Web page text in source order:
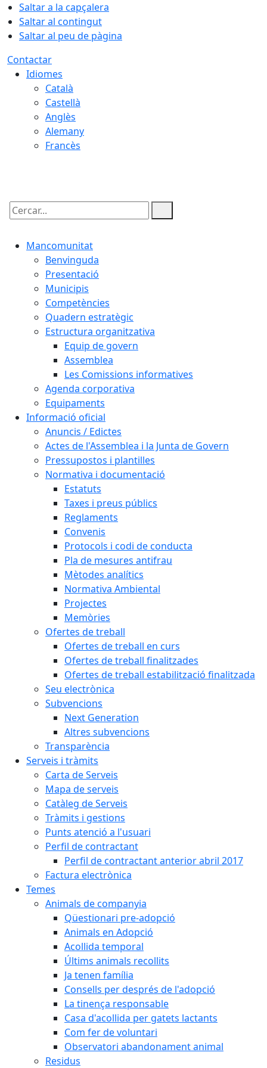
Saltar a la capçalera
Saltar al contingut
Saltar al peu de pàgina
Contactar
Idiomes
Català
Castellà
Anglès
Alemany
Francès
Cercar:
Mancomunitat
Benvinguda
Presentació
Municipis
Competències
Quadern estratègic
Estructura organitzativa
Equip de govern
Assemblea
Les Comissions informatives
Agenda corporativa
Equipaments
Informació oficial
Anuncis / Edictes
Actes de l'Assemblea i la Junta de Govern
Pressupostos i plantilles
Normativa i documentació
Estatuts
Taxes i preus públics
Reglaments
Convenis
Protocols i codi de conducta
Pla de mesures antifrau
Mètodes analítics
Normativa Ambiental
Projectes
Memòries
Ofertes de treball
Ofertes de treball en curs
Ofertes de treball finalitzades
Ofertes de treball estabilització finalitzada
Seu electrònica
Subvencions
Next Generation
Altres subvencions
Transparència
Serveis i tràmits
Carta de Serveis
Mapa de serveis
Catàleg de Serveis
Tràmits i gestions
Punts atenció a l'usuari
Perfil de contractant
Perfil de contractant anterior abril 2017
Factura electrònica
Temes
Animals de companyia
Qüestionari pre-adopció
Animals en Adopció
Acollida temporal
Últims animals recollits
Ja tenen família
Consells per després de l'adopció
La tinença responsable
Casa d'acollida per gatets lactants
Com fer de voluntari
Observatori abandonament animal
Residus